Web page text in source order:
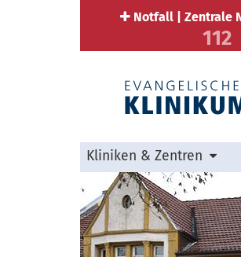
Notfall | Zentrale
112
Kliniken & Zentren